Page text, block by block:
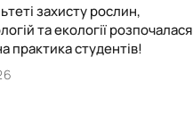
захисту рослин,
та екології розпочалася
практика студентів!